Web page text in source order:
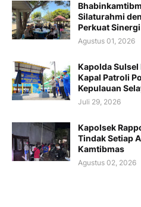
Silaturahmi
Perkuat
Agustus 01, 2026
Kapolda Sulsel
Kapal Patroli
Kepulauan
Juli 29, 2026
Kapolsek
Tindak Setiap
Kamtibmas
Agustus 02, 2026